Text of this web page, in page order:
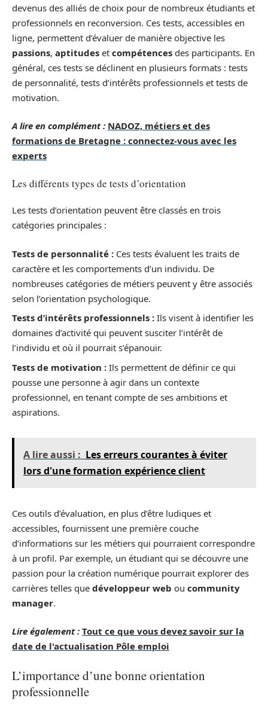
devenus des alliés de choix pour de nombreux étudiants et
professionnels en reconversion. Ces tests, accessibles en
ligne, permettent d’évaluer de manière objective les
passions, aptitudes et compétences des participants. En
général, ces tests se déclinent en plusieurs formats : tests
de personnalité, tests d’intérêts professionnels et tests de
motivation.
A lire en complément : NADOZ, métiers et des
formations de Bretagne : connectez-vous avec les
experts
Les différents types de tests d’orientation
Les tests d’orientation peuvent être classés en trois
catégories principales :
Tests de personnalité : Ces tests évaluent les traits de
caractère et les comportements d’un individu. De
nombreuses catégories de métiers peuvent y être associés
selon l’orientation psychologique.
Tests d’intérêts professionnels : Ils visent à identifier les
domaines d’activité qui peuvent susciter l’intérêt de
l’individu et où il pourrait s’épanouir.
Tests de motivation : Ils permettent de définir ce qui
pousse une personne à agir dans un contexte
professionnel, en tenant compte de ses ambitions et
aspirations.
A lire aussi : Les erreurs courantes à éviter
lors d'une formation expérience client
Ces outils d’évaluation, en plus d’être ludiques et
accessibles, fournissent une première couche
d’informations sur les métiers qui pourraient correspondre
à un profil. Par exemple, un étudiant qui se découvre une
passion pour la création numérique pourrait explorer des
carrières telles que développeur web ou community
manager.
Lire également : Tout ce que vous devez savoir sur la
date de l'actualisation Pôle emploi
L’importance d’une bonne orientation
professionnelle